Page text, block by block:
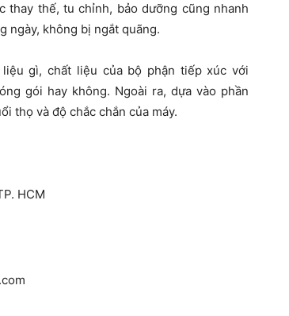
thay thế, tu chỉnh, bảo dưỡng cũng nhanh
ngày, không bị ngắt quãng.
gì, chất liệu của bộ phận tiếp xúc với
gói hay không. Ngoài ra, dựa vào phần
thọ và độ chắc chắn của máy.
HCM